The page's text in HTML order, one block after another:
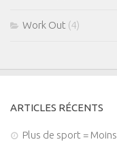
Work Out (4)
ARTICLES RÉCENTS
Plus de sport =